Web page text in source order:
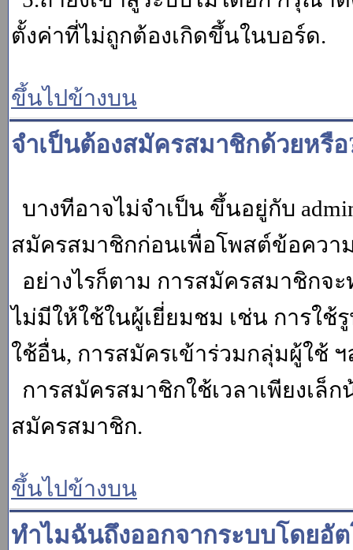
ตั้งค่าที่ไม่ถูกต้องเกิดขึ้นในบอร์ด.
ขึ้นไปข้างบน
จำเป็นต้องสมัครสมาชิกด้วยหรือ
บางทีอาจไม่จำเป็น ขึ้นอยู่กับ
สมัครสมาชิกก่อนเพื่อโพสต์ข้อควา
อย่างไรก็ตาม การสมัครสมาชิก
ไม่มีให้ใช้ในผู้เยี่ยมชม เช่น การใช้
ใช้อื่น, การสมัครเข้าร่วมกลุ่มผู้ใช้ ฯ
การสมัครสมาชิกใช้เวลาเพียงเ
สมัครสมาชิก.
ขึ้นไปข้างบน
ทำไมฉันถึงออกจากระบบโดยอั